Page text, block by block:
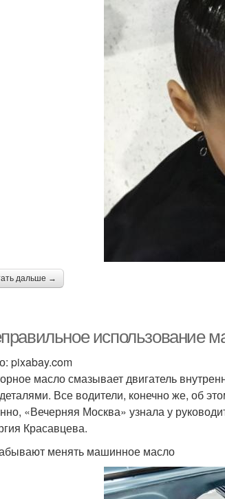
дальше →
использование
pixabay.com
масло смазывает двигатель
Все водители, конечно же, об
«Вечерняя Москва» узнала у
Красавцева.
менять машинное масло